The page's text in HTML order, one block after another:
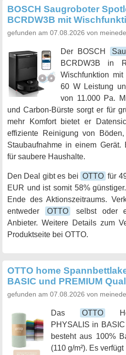
BOSCH Saugroboter
BCRDW3B mit
gefunden am 07.08.2026 von
Der BOSCH
BCRDW3B in
Wischfunktion mit
60 W Leistung
von 11.000 Pa.
und Carbon-Bürste sorgt er für
mehr Komfort bietet er
effiziente Reinigung von
Staubaufnahme in einem Gerät.
für saubere Haushalte.
Den Deal gibt es bei OTTO für
EUR und ist somit 58%
Ende des Aktionszeitraums.
entweder
OTTO
selbst oder
Anbieter. Weitere Details zum
Produktseite bei OTTO.
OTTO home
BASIC und PREMIUM
gefunden am 07.08.2026 von
Das OTTO
PHYSALIS in
besteht aus 100%
(110 g/m²). Es